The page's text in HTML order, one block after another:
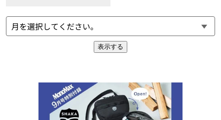
表示する